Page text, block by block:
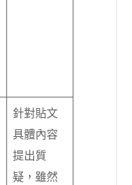
針對貼文
具體內容
提出質
疑，雖然